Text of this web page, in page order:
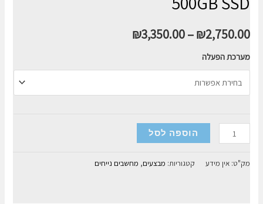
₪2,750.00
–
₪3,350.00
מערכת הפעלה
כמות
של
מחשב
הוספה לסל
מק"ט:אין מידע קטגוריות: מבצעים, מחשבים נייחים